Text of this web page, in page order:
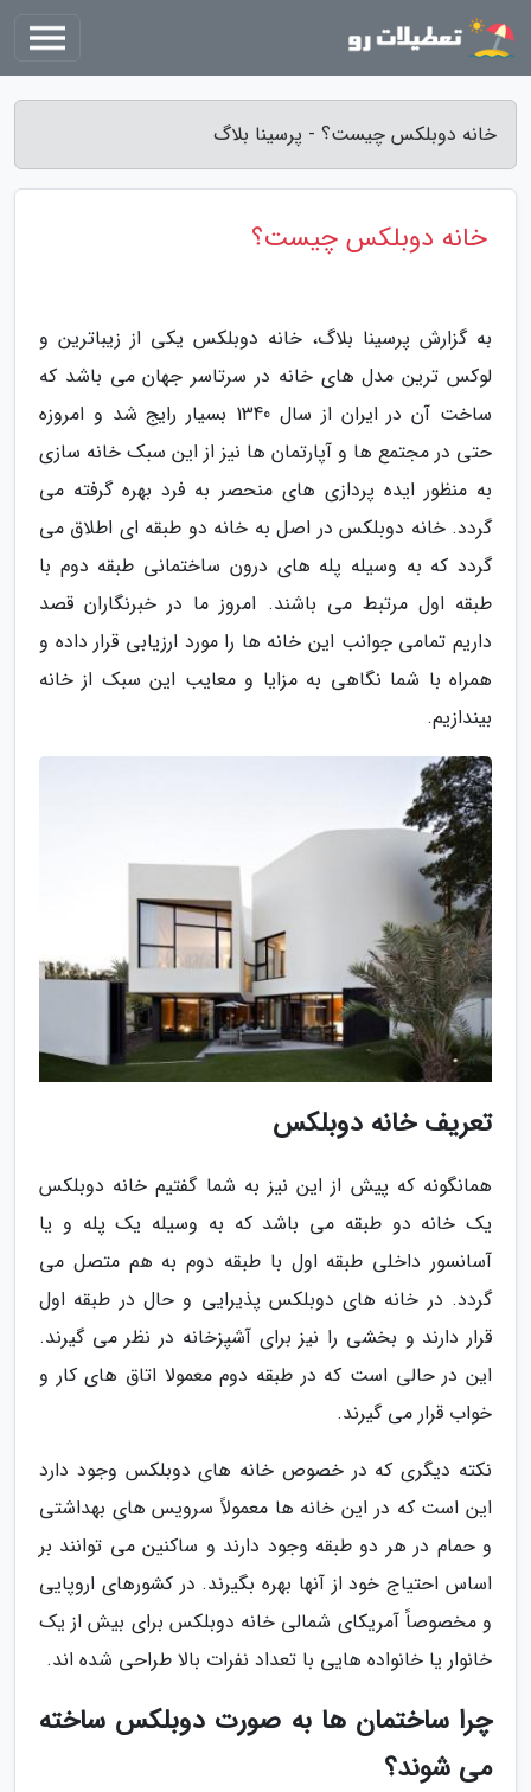
خانه دوبلکس چیست؟ - پرسینا بلاگ
خانه دوبلکس چیست؟
به گزارش پرسینا بلاگ، خانه دوبلکس یکی از زیباترین و
لوکس ترین مدل های خانه در سرتاسر جهان می باشد که
ساخت آن در ایران از سال 1340 بسیار رایج شد و امروزه
حتی در مجتمع ها و آپارتمان ها نیز از این سبک خانه سازی
به منظور ایده پردازی های منحصر به فرد بهره گرفته می
گردد. خانه دوبلکس در اصل به خانه دو طبقه ای اطلاق می
گردد که به وسیله پله های درون ساختمانی طبقه دوم با
طبقه اول مرتبط می باشند. امروز ما در خبرنگاران قصد
داریم تمامی جوانب این خانه ها را مورد ارزیابی قرار داده و
همراه با شما نگاهی به مزایا و معایب این سبک از خانه
بیندازیم.
تعریف خانه دوبلکس
همانگونه که پیش از این نیز به شما گفتیم خانه دوبلکس
یک خانه دو طبقه می باشد که به وسیله یک پله و یا
آسانسور داخلی طبقه اول با طبقه دوم به هم متصل می
گردد. در خانه های دوبلکس پذیرایی و حال در طبقه اول
قرار دارند و بخشی را نیز برای آشپزخانه در نظر می گیرند.
این در حالی است که در طبقه دوم معمولا اتاق های کار و
خواب قرار می گیرند.
نکته دیگری که در خصوص خانه های دوبلکس وجود دارد
این است که در این خانه ها معمولاً سرویس های بهداشتی
و حمام در هر دو طبقه وجود دارند و ساکنین می توانند بر
اساس احتیاج خود از آنها بهره بگیرند. در کشورهای اروپایی
و مخصوصاً آمریکای شمالی خانه دوبلکس برای بیش از یک
خانوار یا خانواده هایی با تعداد نفرات بالا طراحی شده اند.
چرا ساختمان ها به صورت دوبلکس ساخته
می شوند؟